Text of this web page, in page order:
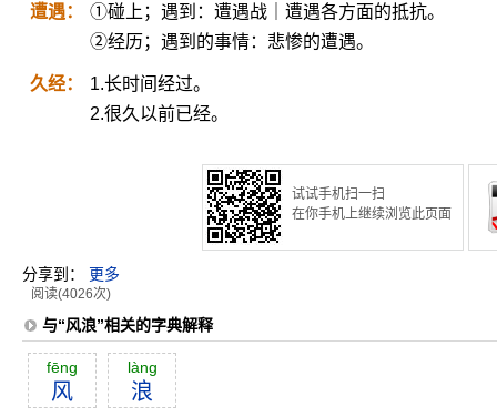
遭遇：
①碰上；遇到：遭遇战｜遭遇各方面的抵抗。
②经历；遇到的事情：悲惨的遭遇。
久经：
1.长时间经过。
2.很久以前已经。
试试手机扫一扫
在你手机上继续浏览此页面
分享到： 更多
阅读(4026次)
与“风浪”相关的字典解释
fēng
风
làng
浪